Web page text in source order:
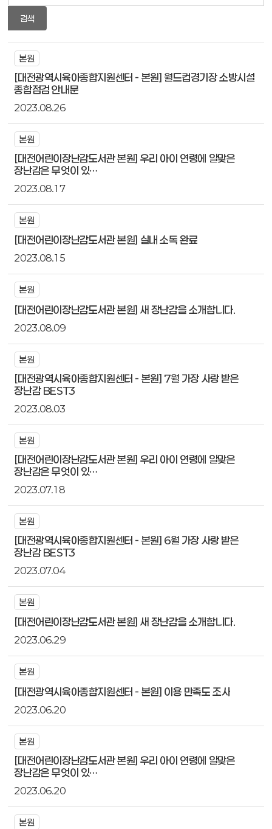
검색
본원
[대전광역시육아종합지원센터 - 본원] 월드컵경기장 소방시설
종합점검 안내문
2023.08.26
본원
[대전어린이장난감도서관 본원] 우리 아이 연령에 알맞은
장난감은 무엇이 있…
2023.08.17
본원
[대전어린이장난감도서관 본원] 실내 소독 완료
2023.08.15
본원
[대전어린이장난감도서관 본원] 새 장난감을 소개합니다.
2023.08.09
본원
[대전광역시육아종합지원센터 - 본원] 7월 가장 사랑 받은
장난감 BEST3
2023.08.03
본원
[대전어린이장난감도서관 본원] 우리 아이 연령에 알맞은
장난감은 무엇이 있…
2023.07.18
본원
[대전광역시육아종합지원센터 - 본원] 6월 가장 사랑 받은
장난감 BEST3
2023.07.04
본원
[대전어린이장난감도서관 본원] 새 장난감을 소개합니다.
2023.06.29
본원
[대전광역시육아종합지원센터 - 본원] 이용 만족도 조사
2023.06.20
본원
[대전어린이장난감도서관 본원] 우리 아이 연령에 알맞은
장난감은 무엇이 있…
2023.06.20
본원